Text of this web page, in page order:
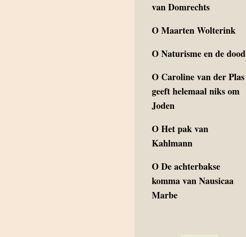
van Domrechts
OMaarten Wolterink
ONaturisme en de dood
O Caroline van der Plas
geeft helemaal niks om
Joden
OHet pak van
Kahlmann
ODe achterbakse
komma van Nausicaa
Marbe